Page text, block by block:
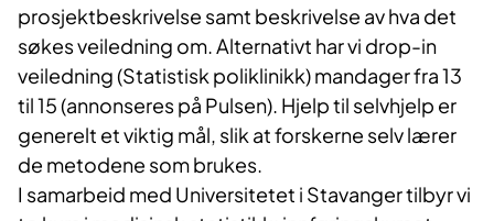
prosjektbeskrivelse samt beskrivelse av hva det
søkes veiledning om. Alternativt har vi drop-in
veiledning (Statistisk poliklinikk) mandager fra 13
til 15 (annonseres på Pulsen). Hjelp til selvhjelp er
generelt et viktig mål, slik at forskerne selv lærer
de metodene som brukes.
I samarbeid med Universitetet i Stavanger tilbyr vi